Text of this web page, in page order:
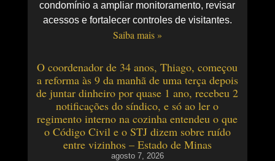
condomínio a ampliar monitoramento, revisar
acessos e fortalecer controles de visitantes.
Saiba mais »
O coordenador de 34 anos, Thiago, começou
a reforma às 9 da manhã de uma terça depois
de juntar dinheiro por quase 1 ano, recebeu 2
notificações do síndico, e só ao ler o
regimento interno na cozinha entendeu o que
o Código Civil e o STJ dizem sobre ruído
entre vizinhos – Estado de Minas
agosto 7, 2026